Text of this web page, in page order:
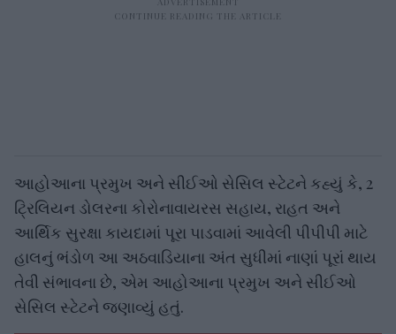
આહોઆના પ્રમુખ અને સીઈઓ સેસિલ સ્ટેટને કહ્યું કે, 2
ટ્રિલિયન ડોલરના કોરોનાવાયરસ સહાય, રાહત અને
આર્થિક સુરક્ષા કાયદામાં પૂરા પાડવામાં આવેલી પીપીપી માટે
હાલનું ભંડોળ આ અઠવાડિયાના અંત સુધીમાં નાણાં પૂરાં થાય
તેવી સંભાવના છે, એમ આહોઆના પ્રમુખ અને સીઈઓ
સેસિલ સ્ટેટને જણાવ્યું હતું.